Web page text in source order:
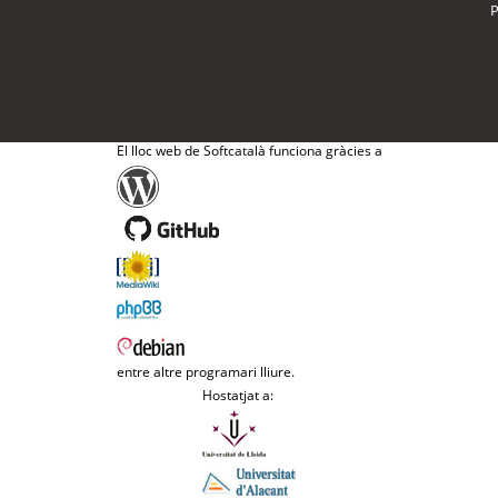
El lloc web de Softcatalà funciona gràcies a
entre altre programari lliure.
Hostatjat a: